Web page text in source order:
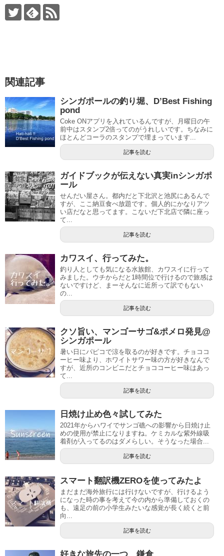
関連記事
シンガポールの釣り堀、D’Best Fishing
pond
Coke ONアプリを入れているんですが、月曜日の午
前中はスタンプ2倍ってのがうれしいです。ちなみに
ほとんどコーラのスタンプで埋まっています...
記事を読む
ガイドブックが伝えない真実inシンガポ
ール
せんだい屋さん。都内だと下北沢と池尻にあるんで
すが、ここ納豆食べ放題です。個人的にかなりアツ
い店だなと思ってます。こないだ下北店で隣に座っ
て...
記事を読む
カワスイ、行ってみた。
釣り人としても気になる水族館、カワスイに行って
みました。ウチからだと1時間位で行けるので旅感は
ないですけど、まーそんなに近所って訳でもない
の...
記事を読む
クソ旨い、マンゴーサゴ&ポメロ発見@
シンガポール
暑い日にパピコで涼を取るのが好きです。チョココ
ーヒー味より、ホワイトサワー味の方が好きなんで
すが、近所のコンビニだとチョココーヒー味はあっ
て...
記事を読む
日焼け止め色々試してみた
2021年からハワイでサンゴ礁への影響から日焼け止
めの使用が禁止になりますね。ケミカルな紫外線吸
着剤が入ってるのはダメらしい。そうなった場合...
記事を読む
スマート翻訳機ZEROを使ってみたよ
まだまだ海外旅行には行けないですが、行けるよう
になった時の事を考えて今の内から準備しておくの
も、遠足の前の小学生みたいな感覚が長く続くと前
向...
記事を読む
好きな旅先の一つ、鎌倉